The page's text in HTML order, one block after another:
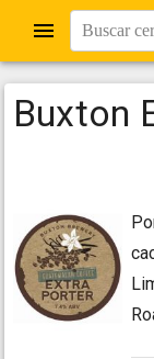
Buscar
Buxton